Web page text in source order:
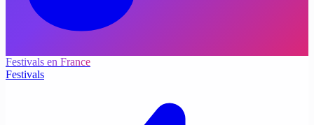
Festivals en France
Festivals